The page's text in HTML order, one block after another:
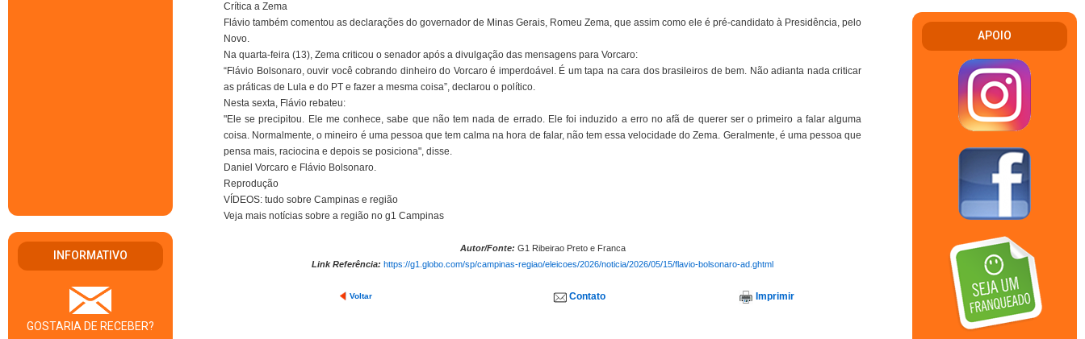
INFORMATIVO
GOSTARIA DE RECEBER?
Crítica a Zema
Flávio também comentou as declarações do governador de Minas Gerais, Romeu Zema, que assim como ele é pré-candidato à Presidência, pelo
Novo.
Na quarta-feira (13), Zema criticou o senador após a divulgação das mensagens para Vorcaro:
“Flávio Bolsonaro, ouvir você cobrando dinheiro do Vorcaro é imperdoável. É um tapa na cara dos brasileiros de bem. Não adianta nada criticar
as práticas de Lula e do PT e fazer a mesma coisa”, declarou o político.
Nesta sexta, Flávio rebateu:
"Ele se precipitou. Ele me conhece, sabe que não tem nada de errado. Ele foi induzido a erro no afã de querer ser o primeiro a falar alguma
coisa. Normalmente, o mineiro é uma pessoa que tem calma na hora de falar, não tem essa velocidade do Zema. Geralmente, é uma pessoa que
pensa mais, raciocina e depois se posiciona", disse.
Daniel Vorcaro e Flávio Bolsonaro.
Reprodução
VÍDEOS: tudo sobre Campinas e região
Veja mais notícias sobre a região no g1 Campinas
Autor/Fonte: G1 Ribeirao Preto e Franca
Link Referência: https://g1.globo.com/sp/campinas-regiao/eleicoes/2026/noticia/2026/05/15/flavio-bolsonaro-ad.ghtml
Voltar Contato Imprimir
APOIO